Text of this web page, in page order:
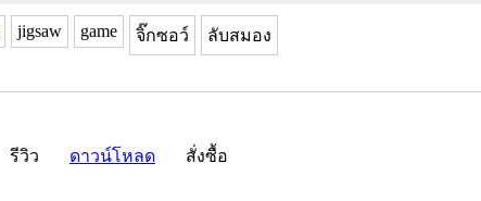
jigsaw game จิ๊กซอว์ ลับสมอง
รีวิว ดาวน์โหลด สั่งซื้อ